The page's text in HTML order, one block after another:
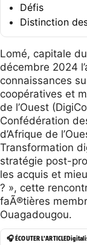
Défis
Distinction
Lomé, capitale
décembre 2024
connaissances
coopératives et
de l’Ouest
Confédération
d’Afrique de
Transformation
stratégie post-
les acquis et
? », cette
faÃ®tières
Ouagadougou.
🎧 ÉCOUTER L'ARTICLE